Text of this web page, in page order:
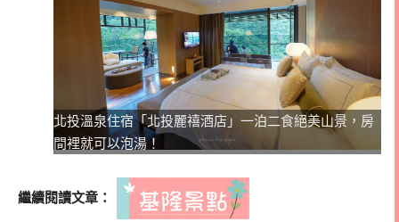
北投溫泉住宿「北投麗禧酒店」一泊二食絕美山景，房
間裡就可以泡湯！
繼續閱讀文章：